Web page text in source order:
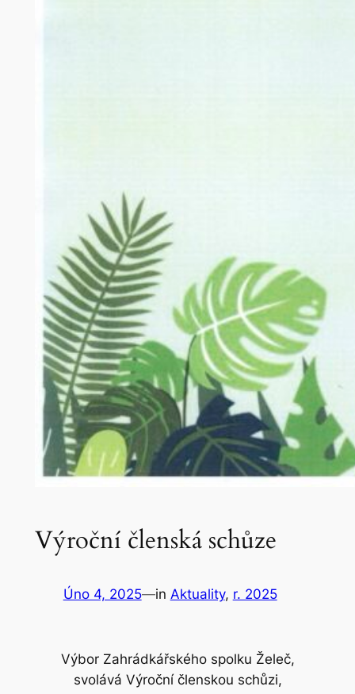
Výroční členská schůze
Úno 4, 2025—in Aktuality, r. 2025
Výbor Zahrádkářského spolku Želeč,
svolává Výroční členskou schůzi,